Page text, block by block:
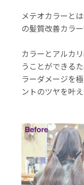
メテオカラーと
の髪質改善カラー
カラーとアルカ
うことができる
ラーダメージを
ントのツヤを叶